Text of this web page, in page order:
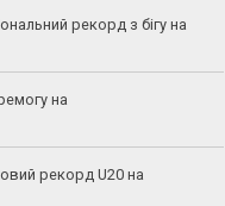
рекорд з бігу на
на
рекорд U20 на